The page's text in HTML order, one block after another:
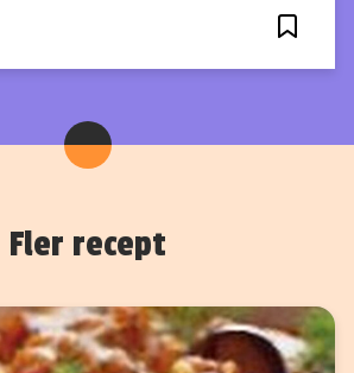
Fler recept